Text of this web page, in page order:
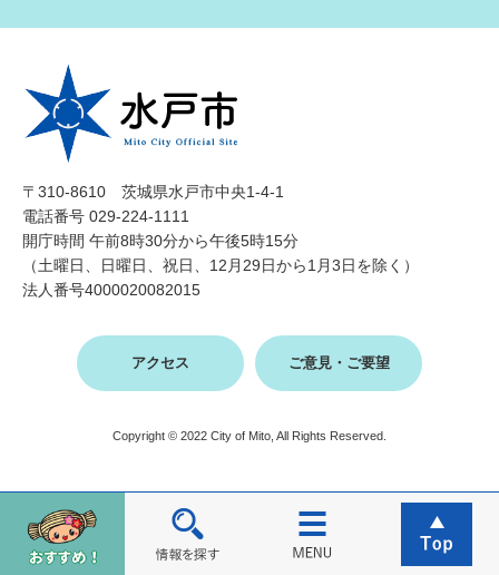
〒310-8610 茨城県水戸市中央1-4-1
電話番号 029-224-1111
開庁時間 午前8時30分から午後5時15分
（土曜日、日曜日、祝日、12月29日から1月3日を除く）
法人番号4000020082015
アクセス ご意見・ご要望
Copyright © 2022 City of Mito, All Rights Reserved.